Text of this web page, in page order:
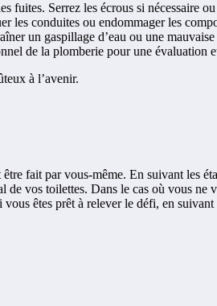
fuites. Serrez les écrous si nécessaire
conduites ou endommager les
un gaspillage d’eau ou une
de la plomberie pour une évaluation
à l’avenir.
fait par vous-même. En suivant les
vos toilettes. Dans le cas où vous ne
êtes prêt à relever le défi, en